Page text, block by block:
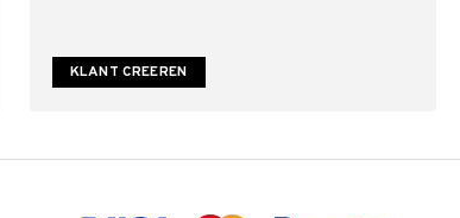
KLANT CREEREN